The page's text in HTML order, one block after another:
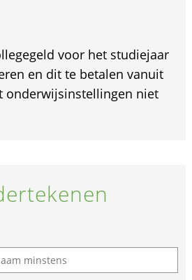
voor het studiejaar
en dit te betalen vanuit
onderwijsinstellingen niet